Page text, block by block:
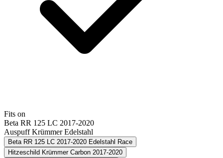
Fits on
Beta RR 125 LC 2017-2020
Auspuff Krümmer Edelstahl
Beta RR 125 LC 2017-2020 Edelstahl Race
Hitzeschild Krümmer Carbon 2017-2020